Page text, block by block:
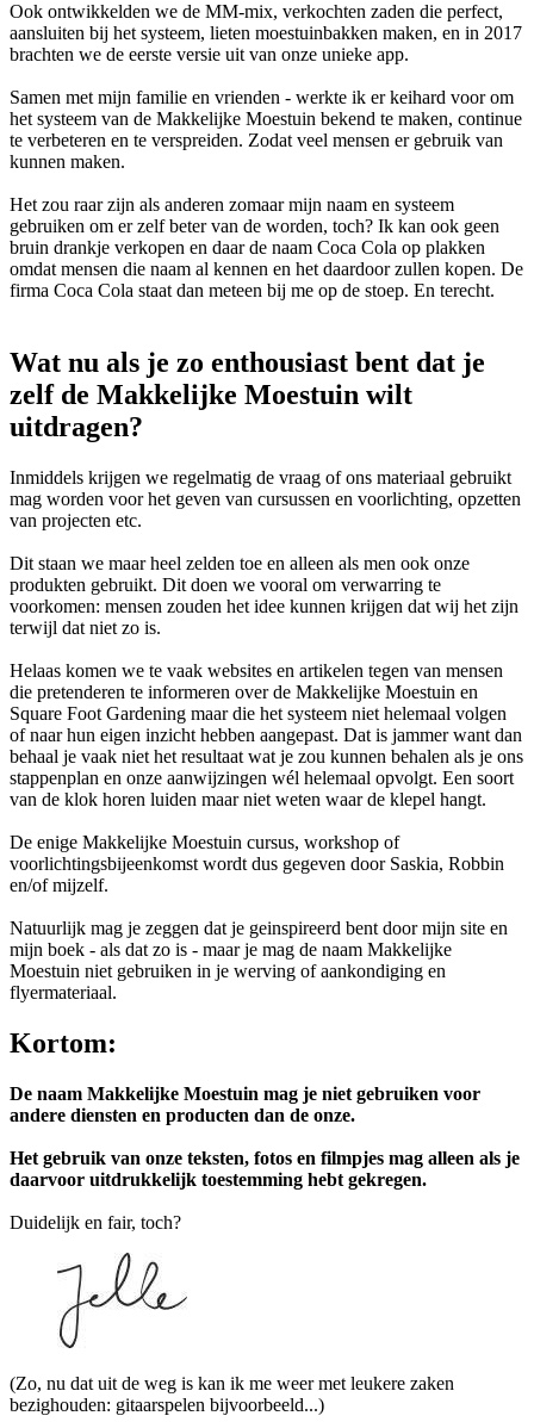
Ook ontwikkelden we de MM-mix, verkochten zaden die perfect,
aansluiten bij het systeem, lieten moestuinbakken maken, en in 2017
brachten we de eerste versie uit van onze unieke app.
Samen met mijn familie en vrienden - werkte ik er keihard voor om
het systeem van de Makkelijke Moestuin bekend te maken, continue
te verbeteren en te verspreiden. Zodat veel mensen er gebruik van
kunnen maken.
Het zou raar zijn als anderen zomaar mijn naam en systeem
gebruiken om er zelf beter van de worden, toch? Ik kan ook geen
bruin drankje verkopen en daar de naam Coca Cola op plakken
omdat mensen die naam al kennen en het daardoor zullen kopen. De
firma Coca Cola staat dan meteen bij me op de stoep. En terecht.
Wat nu als je zo enthousiast bent dat je
zelf de Makkelijke Moestuin wilt
uitdragen?
Inmiddels krijgen we regelmatig de vraag of ons materiaal gebruikt
mag worden voor het geven van cursussen en voorlichting, opzetten
van projecten etc.
Dit staan we maar heel zelden toe en alleen als men ook onze
produkten gebruikt. Dit doen we vooral om verwarring te
voorkomen: mensen zouden het idee kunnen krijgen dat wij het zijn
terwijl dat niet zo is.
Helaas komen we te vaak websites en artikelen tegen van mensen
die pretenderen te informeren over de Makkelijke Moestuin en
Square Foot Gardening maar die het systeem niet helemaal volgen
of naar hun eigen inzicht hebben aangepast. Dat is jammer want dan
behaal je vaak niet het resultaat wat je zou kunnen behalen als je ons
stappenplan en onze aanwijzingen wél helemaal opvolgt. Een soort
van de klok horen luiden maar niet weten waar de klepel hangt.
De enige Makkelijke Moestuin cursus, workshop of
voorlichtingsbijeenkomst wordt dus gegeven door Saskia, Robbin
en/of mijzelf.
Natuurlijk mag je zeggen dat je geinspireerd bent door mijn site en
mijn boek - als dat zo is - maar je mag de naam Makkelijke
Moestuin niet gebruiken in je werving of aankondiging en
flyermateriaal.
Kortom:
De naam Makkelijke Moestuin mag je niet gebruiken voor
andere diensten en producten dan de onze.
Het gebruik van onze teksten, fotos en filmpjes mag alleen als je
daarvoor uitdrukkelijk toestemming hebt gekregen.
Duidelijk en fair, toch?
(Zo, nu dat uit de weg is kan ik me weer met leukere zaken
bezighouden: gitaarspelen bijvoorbeeld...)